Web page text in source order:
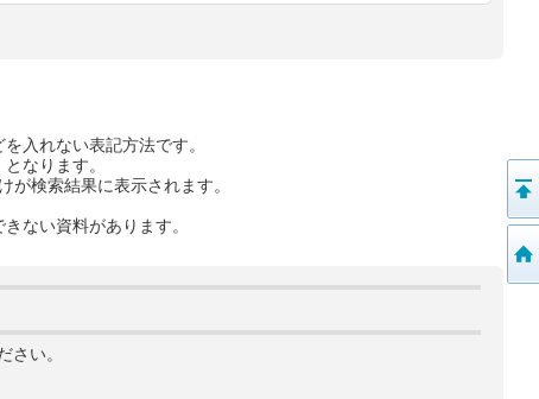
入れない表記方法です。
なります。
が検索結果に表示されます。
ない資料があります。
い。